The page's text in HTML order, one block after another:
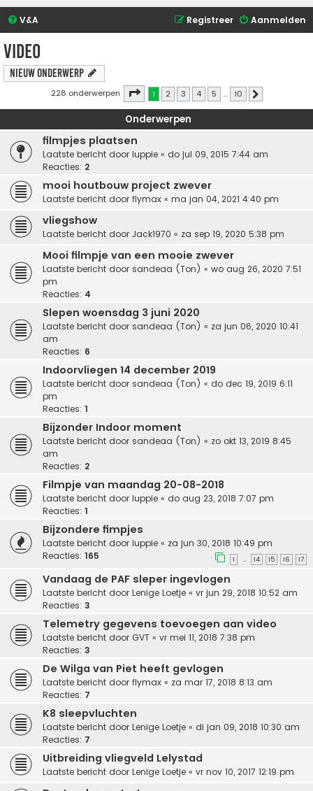
V&A Aanmelden
Registreer
video
Nieuw onderwerp
228 onderwerpen Pagina van 10
1 2 3 4 5 … 10
Onderwerpen
filmpjes plaatsen
Laatste bericht door luppie « do jul 09, 2015 7:44 am
Reacties: 2
mooi houtbouw project zwever
Laatste bericht door flymax « ma jan 04, 2021 4:40 pm
vliegshow
Laatste bericht door Jack1970 « za sep 19, 2020 5:38 pm
Mooi filmpje van een mooie zwever
Laatste bericht door sandeaa (Ton) « wo aug 26, 2020 7:51
pm
Reacties: 4
Slepen woensdag 3 juni 2020
Laatste bericht door sandeaa (Ton) « za jun 06, 2020 10:41
am
Reacties: 6
Indoorvliegen 14 december 2019
Laatste bericht door sandeaa (Ton) « do dec 19, 2019 6:11
pm
Reacties: 1
Bijzonder Indoor moment
Laatste bericht door sandeaa (Ton) « zo okt 13, 2019 8:45
am
Reacties: 2
Filmpje van maandag 20-08-2018
Laatste bericht door luppie « do aug 23, 2018 7:07 pm
Reacties: 1
Bijzondere fimpjes
Laatste bericht door luppie « za jun 30, 2018 10:49 pm
Reacties: 165 1 … 14 15 16 17
Vandaag de PAF sleper ingevlogen
Laatste bericht door Lenige Loetje « vr jun 29, 2018 10:52 am
Reacties: 3
Telemetry gegevens toevoegen aan video
Laatste bericht door GVT « vr mei 11, 2018 7:38 pm
Reacties: 3
De Wilga van Piet heeft gevlogen
Laatste bericht door flymax « za mar 17, 2018 8:13 am
Reacties: 7
K8 sleepvluchten
Laatste bericht door Lenige Loetje « di jan 09, 2018 10:30 am
Reacties: 7
Uitbreiding vliegveld Lelystad
Laatste bericht door Lenige Loetje « vr nov 10, 2017 12:19 pm